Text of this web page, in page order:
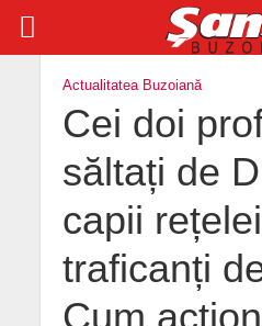
Actualitatea Buzoiană
Cei doi
săltați de
capii
traficanți
Cum